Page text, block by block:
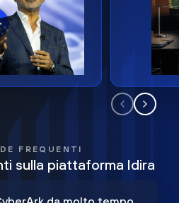
FREQUENTI
sulla piattaforma Idira